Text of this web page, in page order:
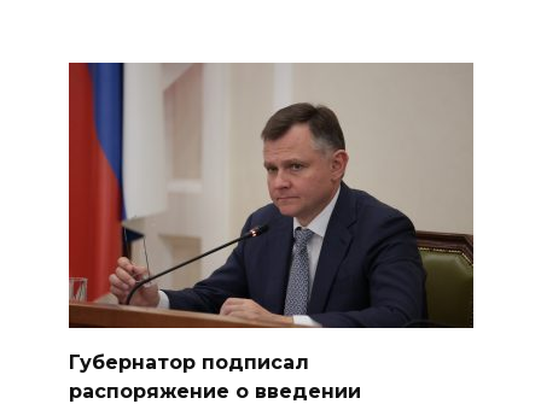
Губернатор подписал
распоряжение о введении